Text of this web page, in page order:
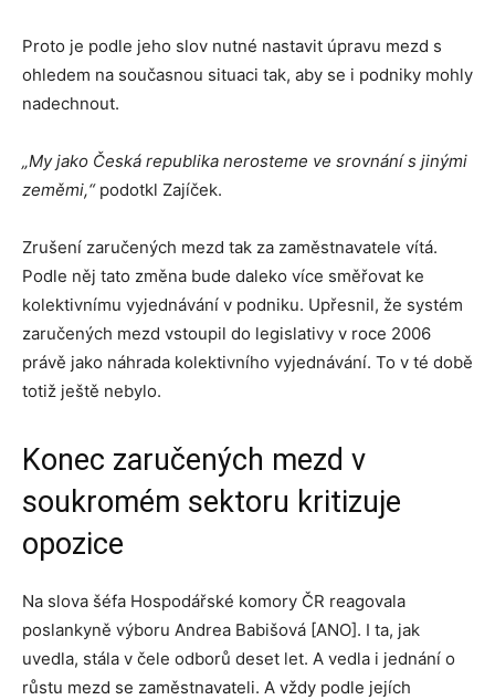
Proto je podle jeho slov nutné nastavit úpravu mezd s
ohledem na současnou situaci tak, aby se i podniky mohly
nadechnout.
„My jako Česká republika nerosteme ve srovnání s jinými
zeměmi,“ podotkl Zajíček.
Zrušení zaručených mezd tak za zaměstnavatele vítá.
Podle něj tato změna bude daleko více směřovat ke
kolektivnímu vyjednávání v podniku. Upřesnil, že systém
zaručených mezd vstoupil do legislativy v roce 2006
právě jako náhrada kolektivního vyjednávání. To v té době
totiž ještě nebylo.
Konec zaručených mezd v
soukromém sektoru kritizuje
opozice
Na slova šéfa Hospodářské komory ČR reagovala
poslankyně výboru Andrea Babišová [ANO]. I ta, jak
uvedla, stála v čele odborů deset let. A vedla i jednání o
růstu mezd se zaměstnavateli. A vždy podle jejích